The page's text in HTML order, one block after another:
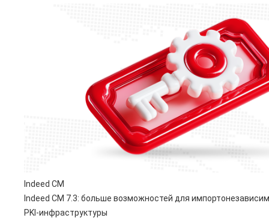
Indeed CM
Indeed CM 7.3: больше возможностей для
PKI-инфраструктуры